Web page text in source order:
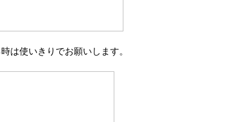
は使いきりでお願いします。